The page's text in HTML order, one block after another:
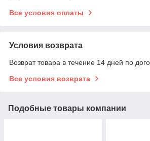
Все условия оплаты
Условия возврата
Возврат товара в течение 14 дней по
Все условия возврата
Подобные товары компании